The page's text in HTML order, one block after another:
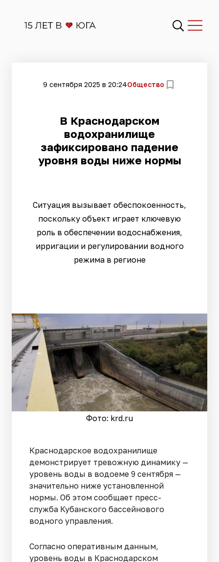
9 сентября 2025 в 20:24Общество
В Краснодарском
водохранилище
зафиксировано падение
уровня воды ниже нормы
Ситуация вызывает обеспокоенность,
поскольку объект играет ключевую
роль в обеспечении водоснабжения,
ирригации и регулировании водного
режима в регионе
Фото: krd.ru
Краснодарское водохранилище
демонстрирует тревожную динамику —
уровень воды в водоеме 9 сентября —
значительно ниже установленной
нормы. Об этом сообщает пресс-
служба Кубанского бассейнового
водного управления.
Согласно оперативным данным,
уровень воды в Краснодарском